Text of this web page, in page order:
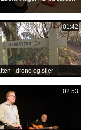
01:42
- drone og stier
02:53